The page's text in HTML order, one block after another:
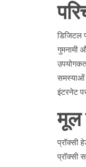
डिजिटल
गुमनामी
समस्याओं
इंटरनेट
मूल
प्रॉक्सी
प्रॉक्सी